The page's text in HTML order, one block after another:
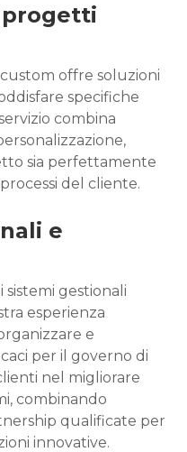
progetti
offre soluzioni
specifiche
combina
sia perfettamente
del cliente.
e
gestionali
esperienza
e
per il governo di
nel migliorare
combinando
qualificate per
innovative.